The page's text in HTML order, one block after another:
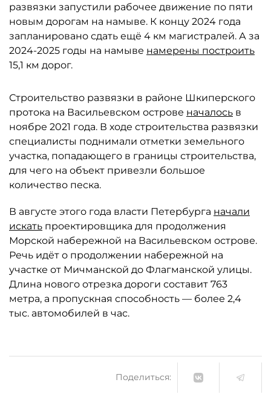
развязки запустили рабочее движение по пяти
новым дорогам на намыве. К концу 2024 года
запланировано сдать ещё 4 км магистралей. А за
2024-2025 годы на намыве намерены построить
15,1 км дорог.
Строительство развязки в районе Шкиперского
протока на Васильевском острове началось в
ноябре 2021 года. В ходе строительства развязки
специалисты поднимали отметки земельного
участка, попадающего в границы строительства,
для чего на объект привезли большое
количество песка.
В августе этого года власти Петербурга начали
искать проектировщика для продолжения
Морской набережной на Васильевском острове.
Речь идёт о продолжении набережной на
участке от Мичманской до Флагманской улицы.
Длина нового отрезка дороги составит 763
метра, а пропускная способность — более 2,4
тыс. автомобилей в час.
Поделиться: